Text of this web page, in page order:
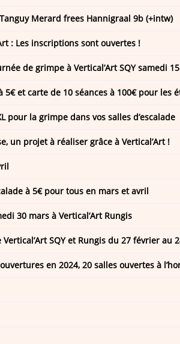
Merard frees Hannigraal 9b (+intw)
: Les inscriptions sont ouvertes !
de grimpe à Vertical’Art SQY samedi
pour la grimpe dans vos salles d’escalade
un projet à réaliser grâce à Vertical’Art !
à 5€ pour tous en mars et avril
30 mars à Vertical’Art Rungis
en 2024, 20 salles ouvertes à